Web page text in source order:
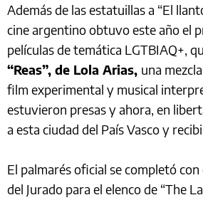
Además de las estatuillas a “El
cine argentino obtuvo este año el
películas de temática LGTBIAQ+,
“Reas”, de Lola Arias, una
film experimental y musical
estuvieron presas y ahora, en
a esta ciudad del País Vasco y
El palmarés oficial se completó con
del Jurado para el elenco de “The